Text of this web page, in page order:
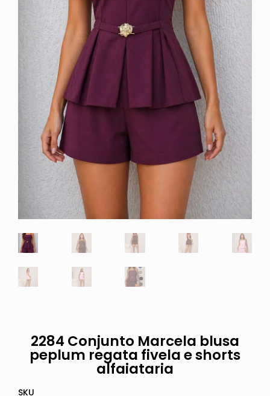
2284 Conjunto Marcela blusa
peplum regata fivela e shorts
alfaiataria
SKU